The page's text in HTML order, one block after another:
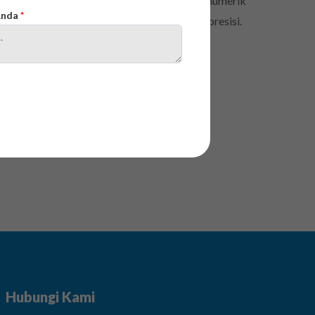
* membantu insinyur merancang solusi presisi.
Hubungi Kami